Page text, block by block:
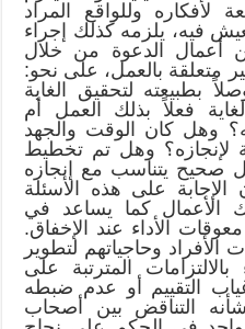
لأفكاره وللواقع المراد
فيه، يلزمه كذلك إجراء
أعمال الدعوة من خلال
متعلقة بالعمل، على نحو:
بطبيعته لتحقيق الغاية
فعلاً بذلك العمل أم
وهل كان الوقت والجهد
لإنجازه؟ وهل تم تخطيط
صحيح يتناسب مع إنجازه
على هذه الأسئلة
الأعمال كما يساعد في
الأداء عند الإخفاق.
وحاجياتهم لتطوير
المترتبة على
التقييم أو عدم ضبطه
التناقض بين أصحاب